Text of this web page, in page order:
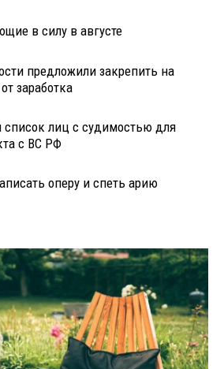
в силу в августе
предложили закрепить на
заработка
список лиц с судимостью для
с ВС РФ
оперу и спеть арию